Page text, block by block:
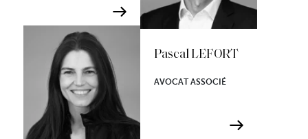
Pascal LEFORT
AVOCAT ASSOCIÉ